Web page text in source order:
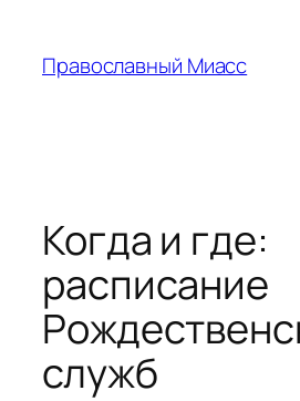
содержимому
Православный Миасс
Когда и где:
расписание
служб